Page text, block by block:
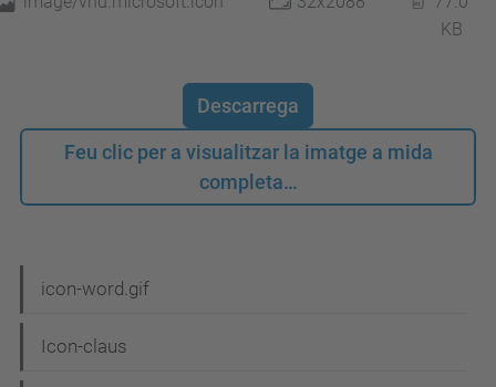
KB
Descarrega
Feu clic per a visualitzar la imatge a mida
completa…
a
v
icon-word.gif
Icon-claus